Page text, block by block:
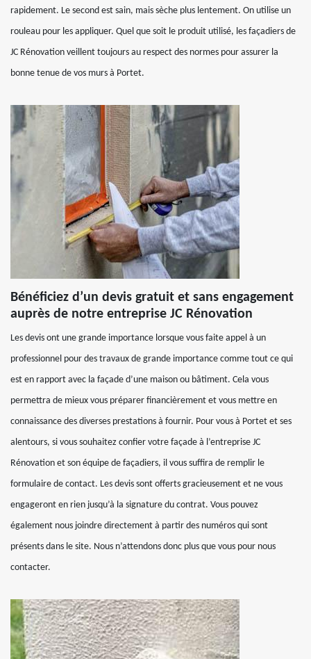
rapidement. Le second est sain, mais sèche plus lentement. On utilise un
rouleau pour les appliquer. Quel que soit le produit utilisé, les façadiers de
JC Rénovation veillent toujours au respect des normes pour assurer la
bonne tenue de vos murs à Portet.
Bénéficiez d’un devis gratuit et sans engagement
auprès de notre entreprise JC Rénovation
Les devis ont une grande importance lorsque vous faite appel à un
professionnel pour des travaux de grande importance comme tout ce qui
est en rapport avec la façade d’une maison ou bâtiment. Cela vous
permettra de mieux vous préparer financièrement et vous mettre en
connaissance des diverses prestations à fournir. Pour vous à Portet et ses
alentours, si vous souhaitez confier votre façade à l’entreprise JC
Rénovation et son équipe de façadiers, il vous suffira de remplir le
formulaire de contact. Les devis sont offerts gracieusement et ne vous
engageront en rien jusqu’à la signature du contrat. Vous pouvez
également nous joindre directement à partir des numéros qui sont
présents dans le site. Nous n’attendons donc plus que vous pour nous
contacter.